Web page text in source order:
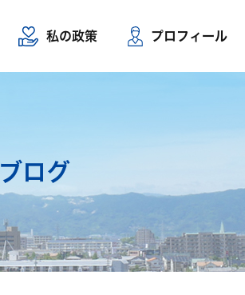
私の政策 プロフィール
ブログ